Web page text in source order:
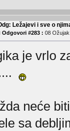
Ležajevi i sve o
Odgovori #283 : 08
je vrlo
neće
sa